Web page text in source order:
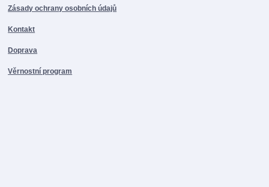
Zásady ochrany osobních údajů
Kontakt
Doprava
Věrnostní program